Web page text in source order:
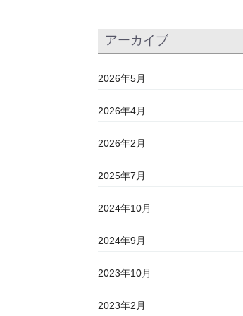
アーカイブ
2026年5月
2026年4月
2026年2月
2025年7月
2024年10月
2024年9月
2023年10月
2023年2月